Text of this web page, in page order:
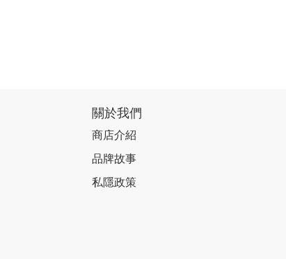
關於我們
商店介紹
品牌故事
私隱政策